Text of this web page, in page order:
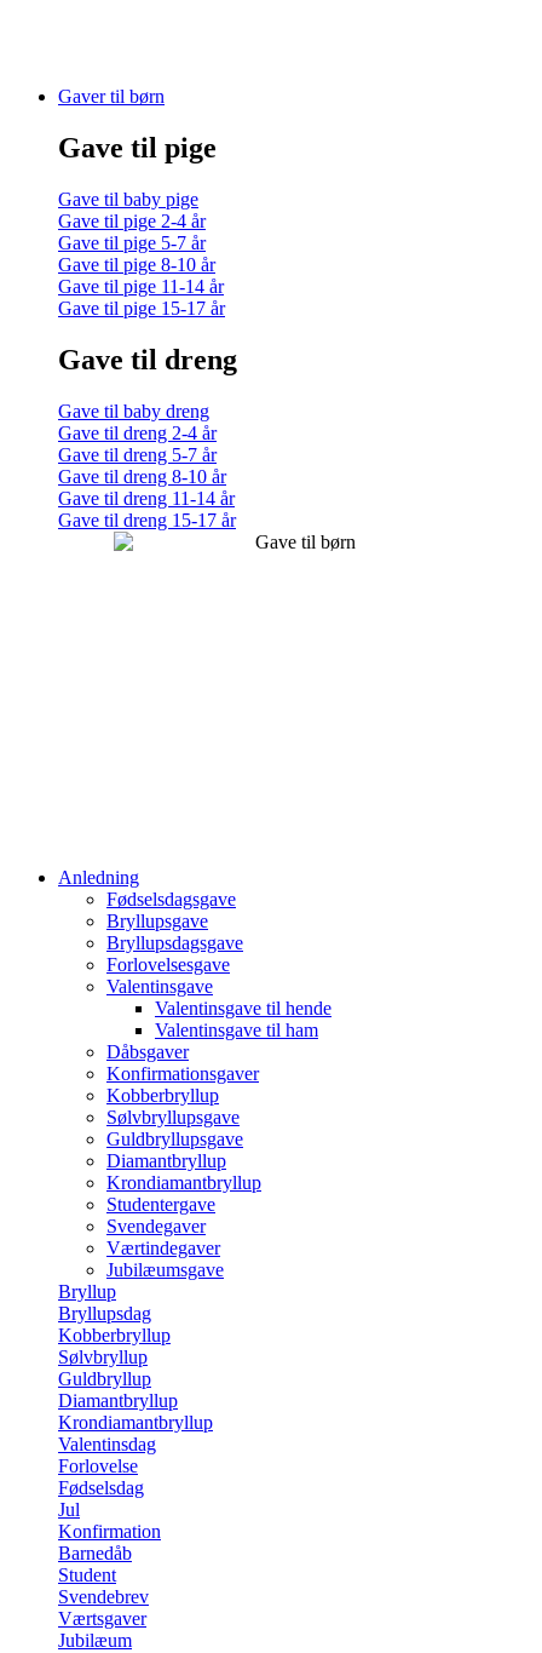
Gaver til børn
Gave til pige
Gave til baby pige
Gave til pige 2-4 år
Gave til pige 5-7 år
Gave til pige 8-10 år
Gave til pige 11-14 år
Gave til pige 15-17 år
Gave til dreng
Gave til baby dreng
Gave til dreng 2-4 år
Gave til dreng 5-7 år
Gave til dreng 8-10 år
Gave til dreng 11-14 år
Gave til dreng 15-17 år
Anledning
Fødselsdagsgave
Bryllupsgave
Bryllupsdagsgave
Forlovelsesgave
Valentinsgave
Valentinsgave til hende
Valentinsgave til ham
Dåbsgaver
Konfirmationsgaver
Kobberbryllup
Sølvbryllupsgave
Guldbryllupsgave
Diamantbryllup
Krondiamantbryllup
Studentergave
Svendegaver
Værtindegaver
Jubilæumsgave
Bryllup
Bryllupsdag
Kobberbryllup
Sølvbryllup
Guldbryllup
Diamantbryllup
Krondiamantbryllup
Valentinsdag
Forlovelse
Fødselsdag
Jul
Konfirmation
Barnedåb
Student
Svendebrev
Værtsgaver
Jubilæum